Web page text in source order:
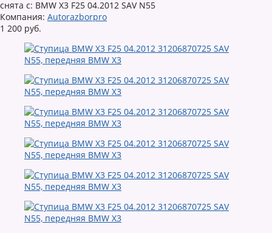
снята с: BMW X3 F25 04.2012 SAV N55
Компания: Autorazborpro
1 200 руб.